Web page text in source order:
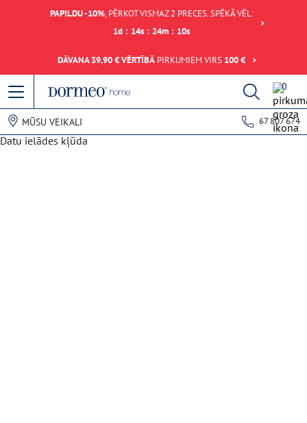
PAPILDU -10%, PĒRKOT VISMAZ 2 PRECES. SPĒKĀ VĒL:
1d : 14s : 24m : 10s
DĀVANA 39,90 € VĒRTĪBĀ PIRKUMIEM VIRS 100 €
0
MŪSU VEIKALI 67 807 674
Datu ielādes kļūda